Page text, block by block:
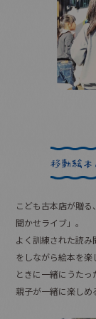
こども古本店が贈
聞かせライブ」。
よく訓練された読
をしながら絵本を楽
ときに一緒にうたっ
親子が一緒に楽しめ